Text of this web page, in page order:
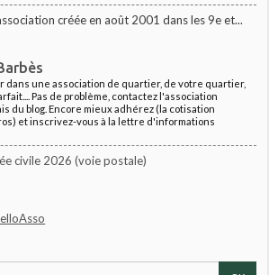
créée en août 2001 dans les 9e et...
dans une association de quartier, de votre quartier,
Pas de problème, contactez l'association
du blog. Encore mieux adhérez (la cotisation
et inscrivez-vous à la lettre d'informations
civile 2026 (voie postale)